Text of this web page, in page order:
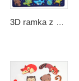
3D ramka z PVC, niestandardowa oprawa zdjęciowa OEM, promocyjny prezent, wysokiej wydajności sublimacyjny obraz, miękka gumowa, ładna kartańska personalizacja